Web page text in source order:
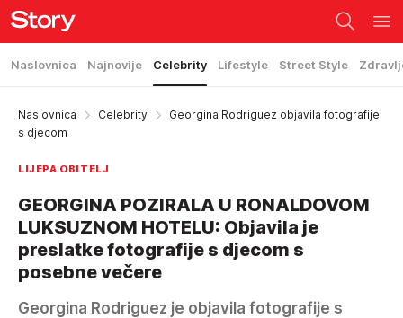
Naslovnica Najnovije Celebrity Lifestyle Street Style
Naslovnica Celebrity
Georgina Rodriguez objavila fotografije
s djecom
LIJEPA OBITELJ
GEORGINA POZIRALA U RONALDOVOM
LUKSUZNOM HOTELU: Objavila je
preslatke fotografije s djecom s
posebne večere
Georgina Rodriguez je objavila fotografije s